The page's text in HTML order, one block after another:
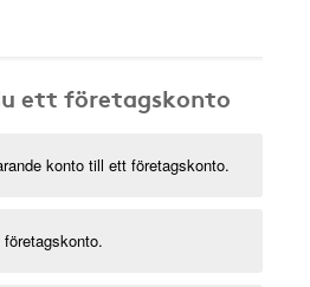
ett företagskonto
konto till ett företagskonto.